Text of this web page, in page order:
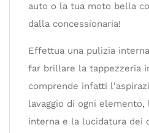
auto o la tua moto bella
dalla concessionaria!
Effettua una pulizia
far brillare la tappezzeria
comprende infatti
lavaggio di ogni elemento,
interna e la lucidatura dei